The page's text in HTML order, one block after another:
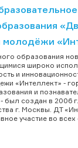
молодёжи
образования
широко
и
«Интеллект» -
и
был создан в 2006
г. Москвы. ДТ
участие во